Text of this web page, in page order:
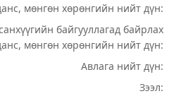
мөнгөн хөрөнгийн нийт дүн:
байгууллагад байрлах
мөнгөн хөрөнгийн нийт дүн:
Авлага нийт дүн:
Зээл: